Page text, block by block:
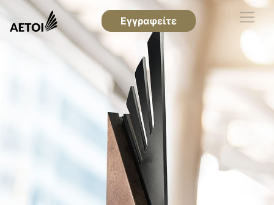
Εγγραφείτε